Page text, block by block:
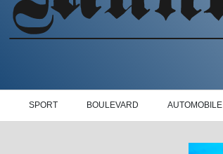
SPORT BOULEVARD AUTOMOBILE